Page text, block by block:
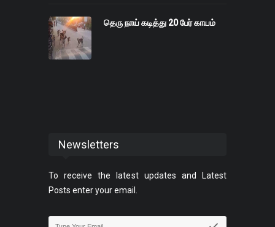
தெரு நாய் கடித்து 20 பேர் காயம்
Newsletters
To receive the latest updates and Latest
Posts enter your email.